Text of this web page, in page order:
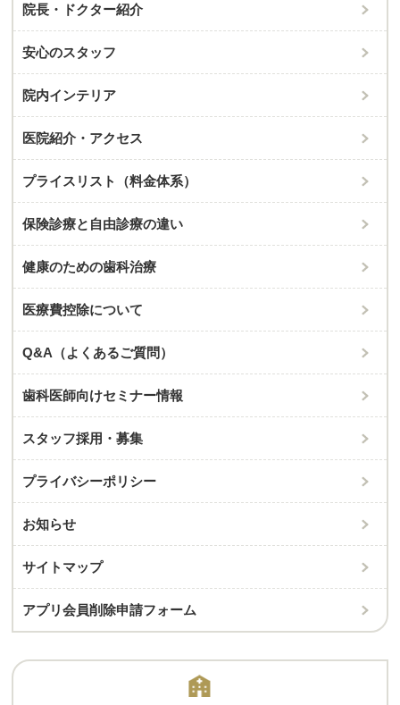
院長・ドクター紹介
安心のスタッフ
院内インテリア
医院紹介・アクセス
プライスリスト（料金体系）
保険診療と⾃由診療の違い
健康のための歯科治療
医療費控除について
Q&A（よくあるご質問）
歯科医師向けセミナー情報
スタッフ採用・募集
プライバシーポリシー
お知らせ
サイトマップ
アプリ会員削除申請フォーム